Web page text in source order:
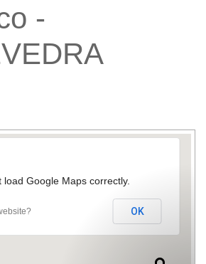
-
Google Maps correctly.
OK